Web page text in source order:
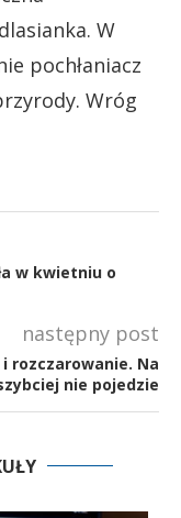
W
pochłaniacz
Wróg
w kwietniu o
następny post
rozczarowanie. Na
nie pojedzie